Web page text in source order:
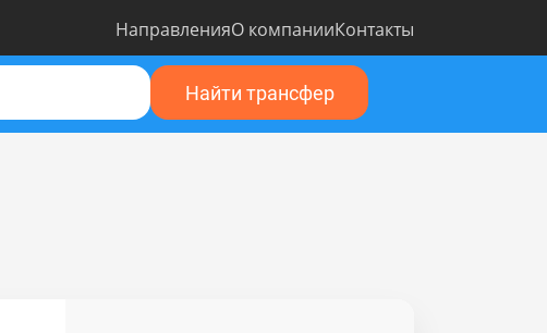
НаправленияО компанииКонтакты
Найти трансфер